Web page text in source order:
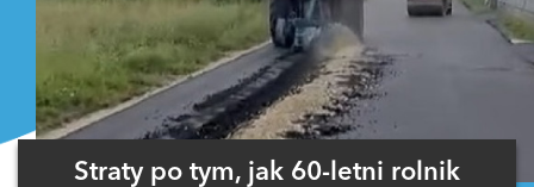
Straty po tym, jak 60-letni rolnik